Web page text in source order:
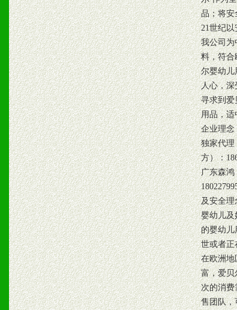
品；将安
21世纪
我公司为
料，符合
尔婴幼儿
人心，深
寻求到爱
用品，适
企业理念
独家代理
方）：
广东森鸿
及安全理
婴幼儿及
的婴幼儿
世或者正
在欧洲地
富，爱贝
次的消费
售团队，